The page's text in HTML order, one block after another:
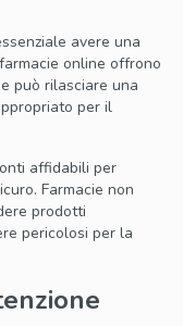
avere una
online offrono
può rilasciare una
per il
affidabili per
Farmacie non
prodotti
pericolosi per la